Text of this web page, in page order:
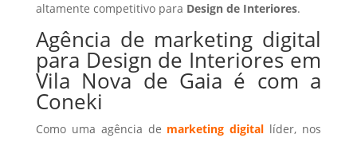
altamente competitivo para Design de Interiores.
Agência de marketing digital
para Design de Interiores em
Vila Nova de Gaia é com a
Coneki
Como uma agência de marketing digital líder, nos